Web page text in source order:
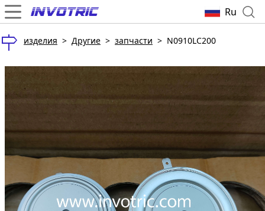
Ru
изделия > Другие > запчасти > N0910LC200